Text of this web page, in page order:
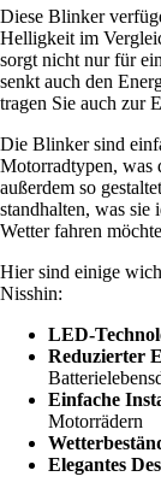
Diese Blinker
Helligkeit im
sorgt nicht nur für
senkt auch den
tragen Sie auch zur
Die Blinker sind
Motorradtypen, was
außerdem so
standhalten, was sie
Wetter fahren
Hier sind einige
Nisshin:
LED-
Reduzierter
Einfache
Motorrädern
Elegantes